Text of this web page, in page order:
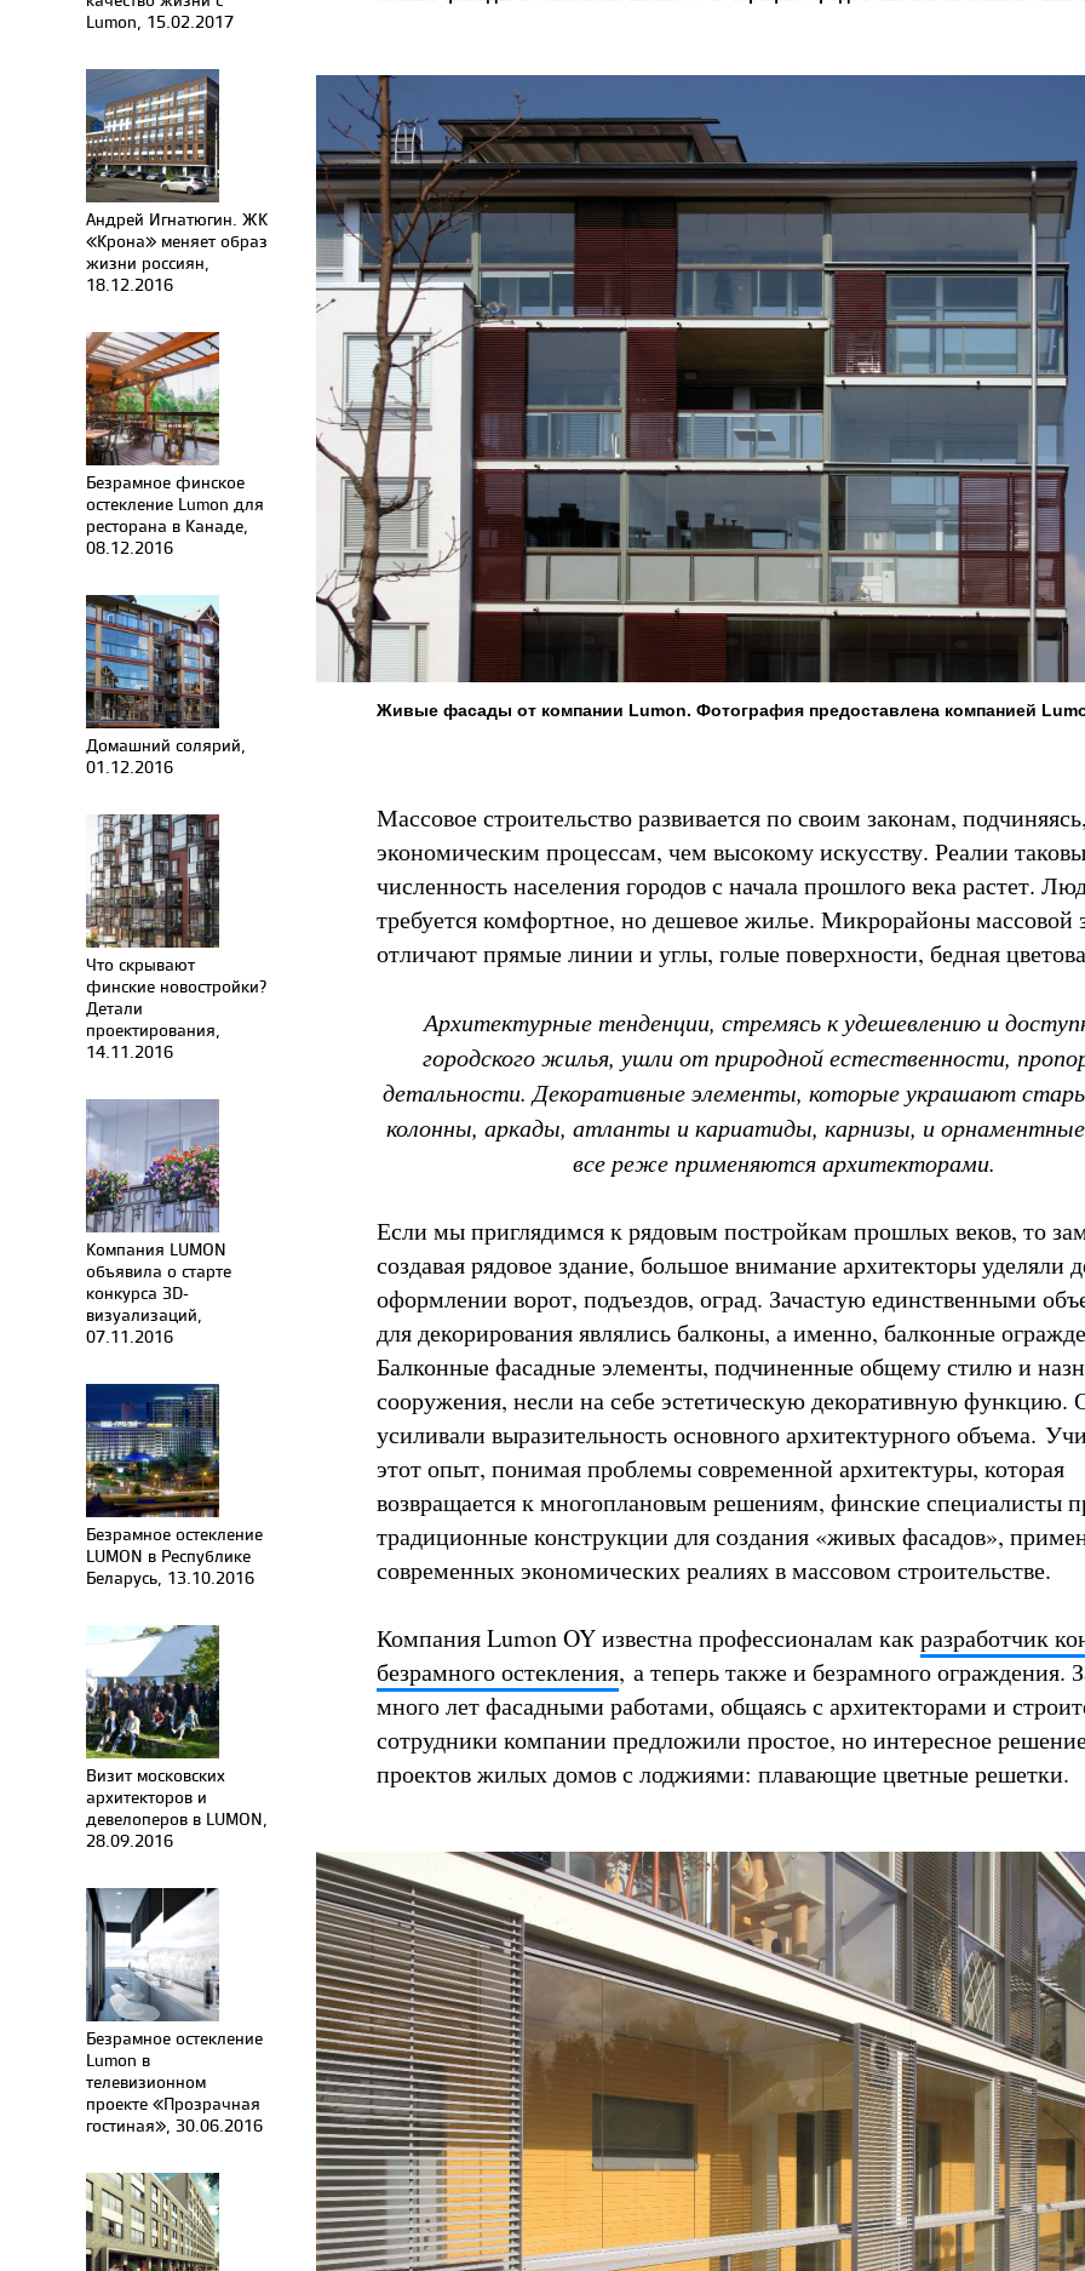
Lumon, 15.02.2017
Андрей Игнатюгин. ЖК
«Крона» меняет образ
жизни россиян,
18.12.2016
Безрамное финское
остекление Lumon для
ресторана в Канаде,
08.12.2016
Домашний солярий,
01.12.2016
Что скрывают
финские новостройки?
Детали
проектирования,
14.11.2016
Компания LUMON
объявила о старте
конкурса 3D-
визуализаций,
07.11.2016
Безрамное остекление
LUMON в Республике
Беларусь, 13.10.2016
Визит московских
архитекторов и
девелоперов в LUMON,
28.09.2016
Безрамное остекление
Lumon в
телевизионном
проекте «Прозрачная
гостиная», 30.06.2016
Живые фасады от компании Lumon. Фотография предоставлена компанией
Массовое строительство развивается по своим законам,
экономическим процессам, чем высокому искусству. Реалии
численность населения городов с начала прошлого века растет.
требуется комфортное, но дешевое жилье. Микрорайоны массовой
отличают прямые линии и углы, голые поверхности, бедная
Архитектурные тенденции, стремясь к удешевлению и
городского жилья, ушли от природной естественности,
детальности. Декоративные элементы, которые украшают
колонны, аркады, атланты и кариатиды, карнизы, и
все реже применяются архитекторами.
Если мы приглядимся к рядовым постройкам прошлых веков, то
создавая рядовое здание, большое внимание архитекторы уделяли
оформлении ворот, подъездов, оград. Зачастую единственными
для декорирования являлись балконы, а именно, балконные
Балконные фасадные элементы, подчиненные общему стилю и
сооружения, несли на себе эстетическую декоративную функцию.
усиливали выразительность основного архитектурного объема.
этот опыт, понимая проблемы современной архитектуры, которая
возвращается к многоплановым решениям, финские специалисты
традиционные конструкции для создания «живых фасадов»,
современных экономических реалиях в массовом строительстве.
Компания Lumon OY известна профессионалам какразработчик
безрамного остекления, а теперь также и безрамного ограждения.
много лет фасадными работами, общаясь с архитекторами и
сотрудники компании предложили простое, но интересное
проектов жилых домов с лоджиями: плавающие цветные решетки.